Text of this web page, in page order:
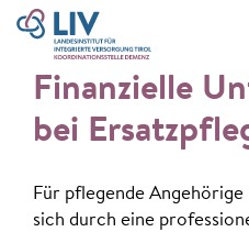
Finanzielle
bei
Für pflegende
sich durch eine